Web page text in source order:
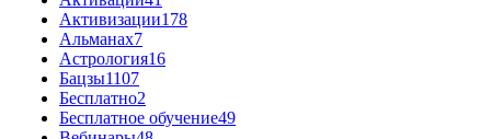
Активизации178
Альманах7
Астрология16
Бацзы1107
Бесплатно2
Бесплатное обучение49